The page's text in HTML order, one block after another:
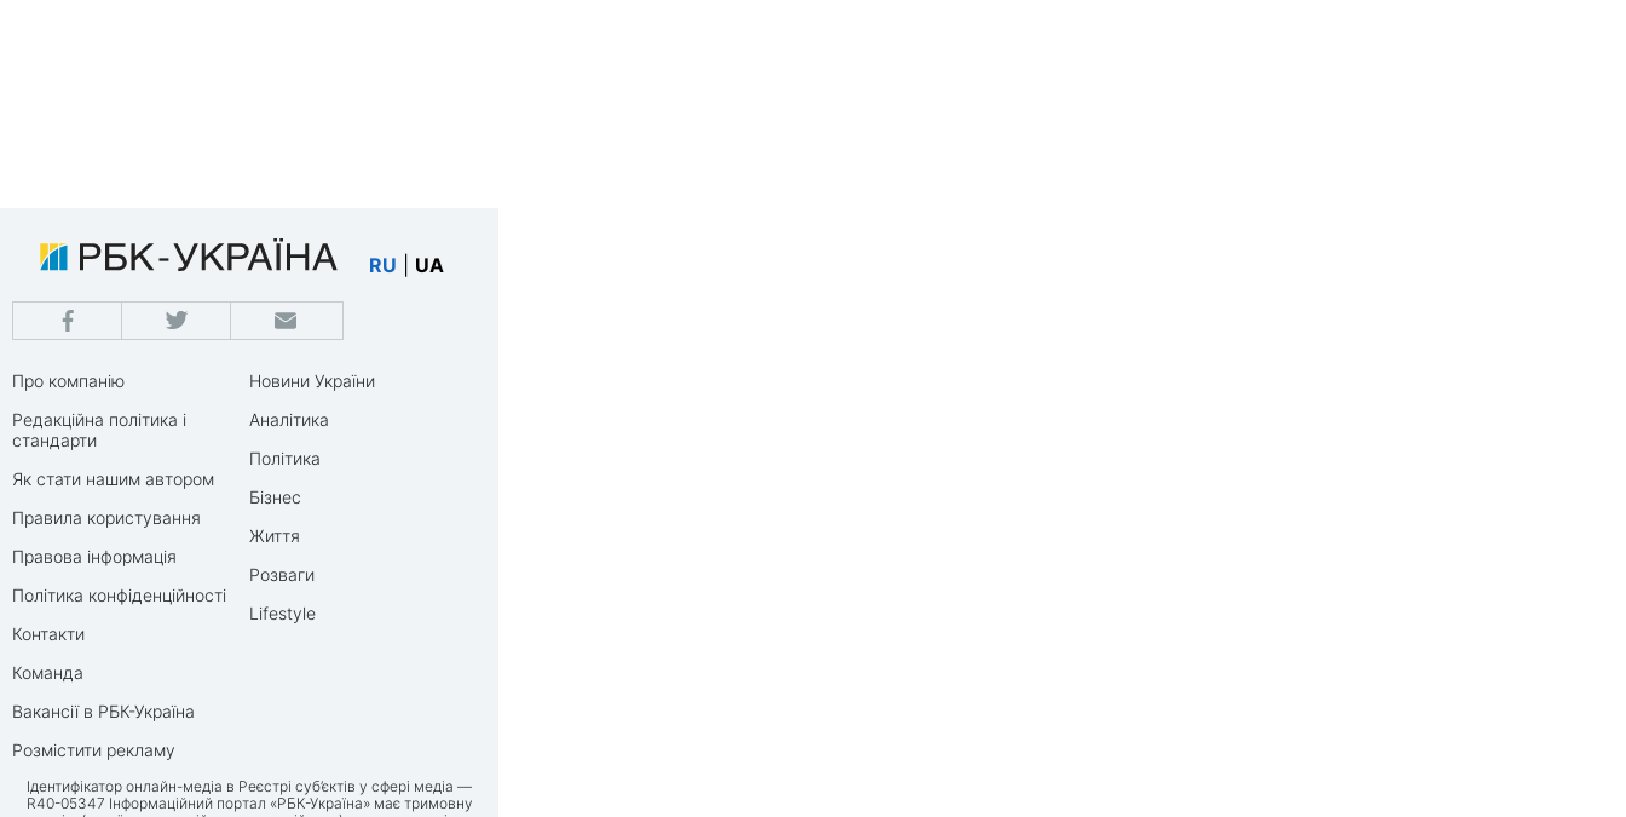
RU UA
Про компанію
Редакційна політика і
стандарти
Як стати нашим автором
Правила користування
Правова інформація
Політика конфіденційності
Контакти
Команда
Вакансії в РБК-Україна
Розмістити рекламу
Новини України
Аналітика
Політика
Бізнес
Життя
Розваги
Lifestyle
Ідентифікатор онлайн-медіа в Реєстрі суб’єктів у сфері медіа —
R40-05347 Інформаційний портал «РБК-Україна» має тримовну